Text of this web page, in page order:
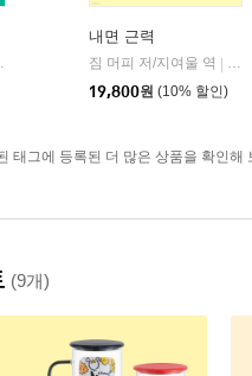
편역
내면 근력
짐 머피 저/지여울 역
윌
19,800원 (10% 할인)
태그에 등록된 더 많은 상품을 확인해
(9개)